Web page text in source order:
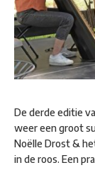
De derde editie
weer een groot
Noëlle Drost &
in de roos. Een